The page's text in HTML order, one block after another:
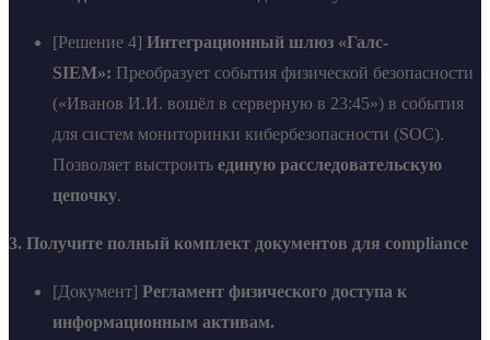
[Решение 4] Интеграционный шлюз «Галс-
SIEM»: Преобразует события физической безопасности
(«Иванов И.И. вошёл в серверную в 23:45») в события
для систем мониторинки кибербезопасности (SOC).
Позволяет выстроить единую расследовательскую
цепочку.
3. Получите полный комплект документов для compliance
[Документ] Регламент физического доступа к
информационным активам.